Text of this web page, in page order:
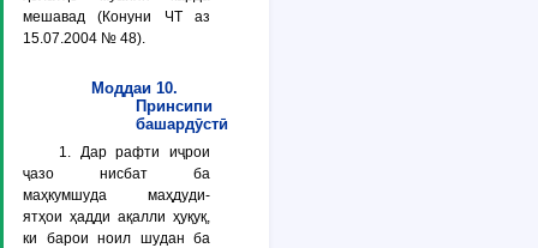
мешавад (Конуни ЧТ аз
15.07.2004 № 48).
Моддаи 10.
Принсипи
башардӯстӣ
1. Дар рафти иҷрои
ҷазо нисбат ба
маҳкумшуда маҳдуди-
ятҳои ҳадди ақалли ҳуқуқ,
ки барои ноил шудан ба